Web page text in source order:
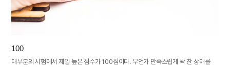
100
대부분의 시험에서 제일 높은 점수가 100점이다. 무언가 만족스럽게 꽉 찬 상태를